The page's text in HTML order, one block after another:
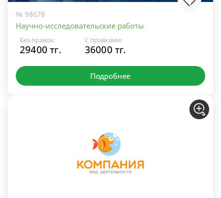
№ 98678
Научно-исследовательские работы
Без правок:
29400 тг.
С правками:
36000 тг.
Подробнее